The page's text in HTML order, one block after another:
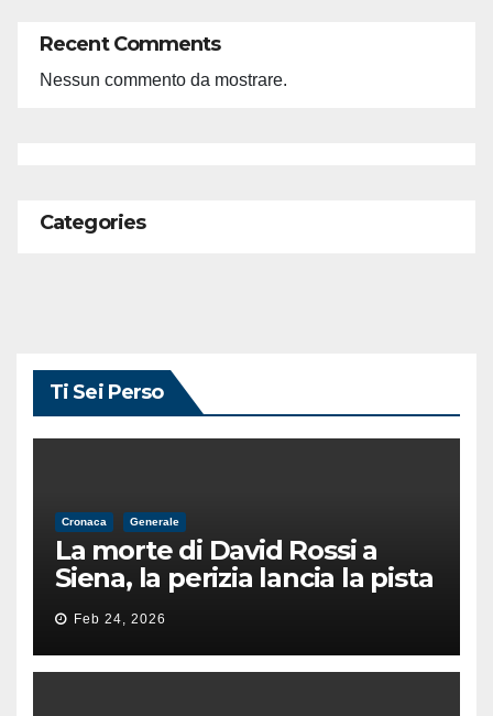
Recent Comments
Nessun commento da mostrare.
Categories
Ti Sei Perso
Cronaca Generale
La morte di David Rossi a
Siena, la perizia lancia la pista
di un’intimidazione finita
male
Feb 24, 2026